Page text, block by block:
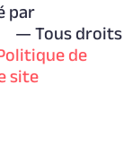
par
— Tous droits
de
site